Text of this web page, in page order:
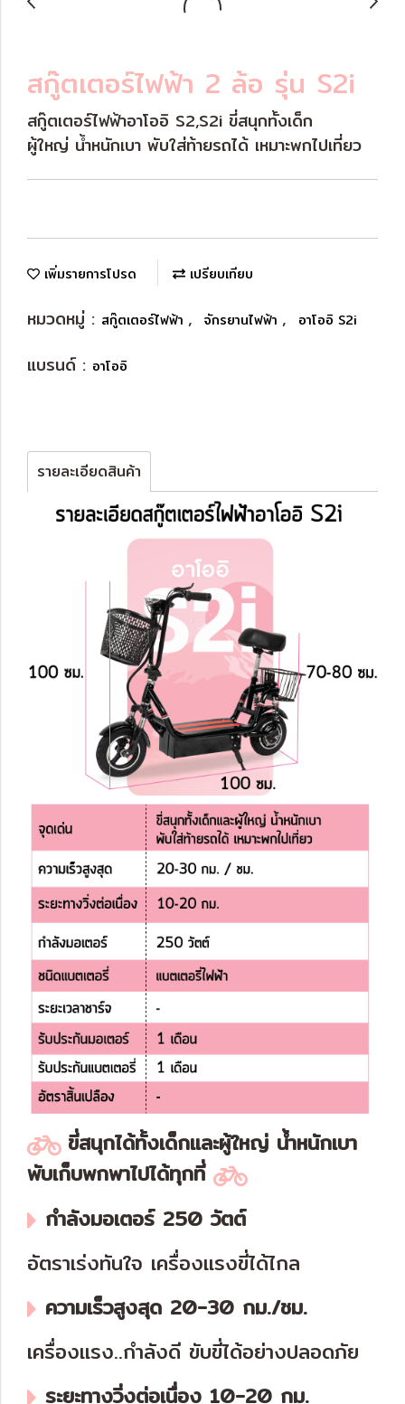
สกู๊ตเตอร์ไฟฟ้า 2 ล้อ รุ่น S2i
สกู๊ตเตอร์ไฟฟ้าอาโออิ S2,S2i ขี่สนุกทั้งเด็ก
ผู้ใหญ่ น้ำหนักเบา พับใส่ท้ายรถได้ เหมาะพกไปเที่ยว
เพิ่มรายการโปรด เปรียบเทียบ
หมวดหมู่ : สกู๊ตเตอร์ไฟฟ้า , จักรยานไฟฟ้า , อาโออิ S2i
แบรนด์ : อาโออิ
รายละเอียดสินค้า
ขี่สนุกได้ทั้งเด็กและผู้ใหญ่ น้ำหนักเบา
พับเก็บพกพาไปได้ทุกที่
กำลังมอเตอร์ 250 วัตต์
อัตราเร่งทันใจ เครื่องแรงขี่ได้ไกล
ความเร็วสูงสุด 20-30 กม./ชม.
เครื่องแรง..กำลังดี ขับขี่ได้อย่างปลอดภัย
ระยะทางวิ่งต่อเนื่อง 10-20 กม.